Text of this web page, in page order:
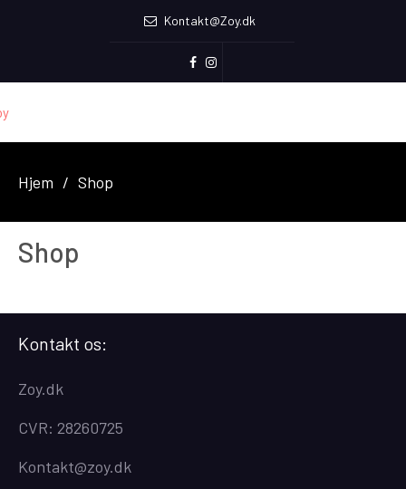
Kontakt@Zoy.dk
Hjem Shop
Shop
Kontakt os:
Zoy.dk
CVR: 28260725
Kontakt@zoy.dk